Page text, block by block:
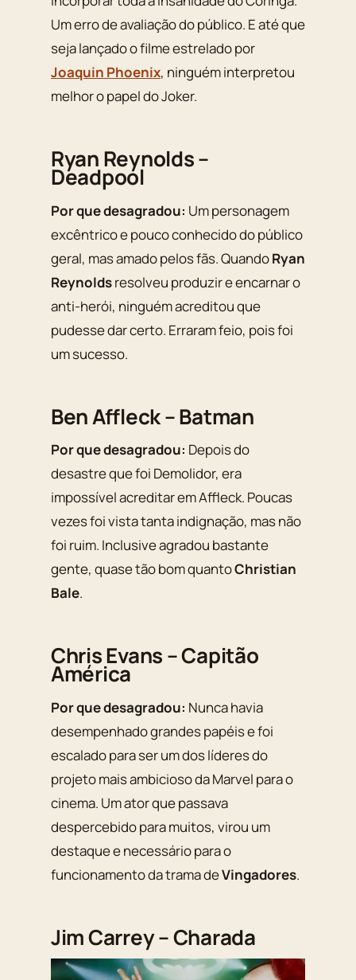
Um erro de avaliação do público. E até que
seja lançado o filme estrelado por
Joaquin Phoenix, ninguém interpretou
melhor o papel do Joker.
Ryan Reynolds –
Deadpool
Por que desagradou: Um personagem
excêntrico e pouco conhecido do público
geral, mas amado pelos fãs. QuandoRyan
Reynoldsresolveu produzir e encarnar o
anti-herói, ninguém acreditou que
pudesse dar certo. Erraram feio, pois foi
um sucesso.
Ben Affleck – Batman
Por que desagradou: Depois do
desastre que foi Demolidor, era
impossível acreditar em Affleck. Poucas
vezes foi vista tanta indignação, mas não
foi ruim. Inclusive agradou bastante
gente, quase tão bom quantoChristian
Bale.
Chris Evans – Capitão
América
Por que desagradou: Nunca havia
desempenhado grandes papéis e foi
escalado para ser um dos líderes do
projeto mais ambicioso da Marvel para o
cinema. Um ator que passava
despercebido para muitos, virou um
destaque e necessário para o
funcionamento da trama deVingadores.
Jim Carrey – Charada